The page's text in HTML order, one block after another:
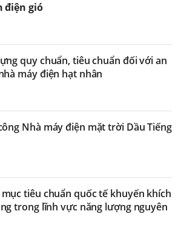
điện gió
quy chuẩn, tiêu chuẩn đối với an
máy điện hạt nhân
Nhà máy điện mặt trời Dầu Tiếng
tiêu chuẩn quốc tế khuyến khích
trong lĩnh vực năng lượng nguyên